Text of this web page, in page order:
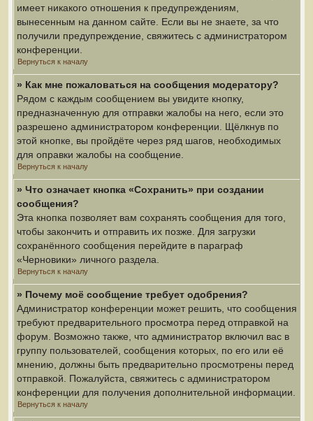
имеет никакого отношения к предупреждениям,
вынесенным на данном сайте. Если вы не знаете, за что
получили предупреждение, свяжитесь с администратором
конференции.
Вернуться к началу
» Как мне пожаловаться на сообщения модератору?
Рядом с каждым сообщением вы увидите кнопку,
предназначенную для отправки жалобы на него, если это
разрешено администратором конференции. Щёлкнув по
этой кнопке, вы пройдёте через ряд шагов, необходимых
для оправки жалобы на сообщение.
Вернуться к началу
» Что означает кнопка «Сохранить» при создании
сообщения?
Эта кнопка позволяет вам сохранять сообщения для того,
чтобы закончить и отправить их позже. Для загрузки
сохранённого сообщения перейдите в параграф
«Черновики» личного раздела.
Вернуться к началу
» Почему моё сообщение требует одобрения?
Администратор конференции может решить, что сообщения
требуют предварительного просмотра перед отправкой на
форум. Возможно также, что администратор включил вас в
группу пользователей, сообщения которых, по его или её
мнению, должны быть предварительно просмотрены перед
отправкой. Пожалуйста, свяжитесь с администратором
конференции для получения дополнительной информации.
Вернуться к началу